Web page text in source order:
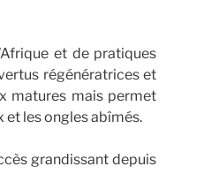
et de pratiques
régénératrices et
matures mais permet
et les ongles abîmés.
grandissant depuis